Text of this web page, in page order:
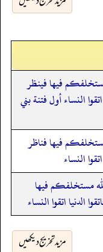
فيها فينظر
النساء أول فتنة بني
فيها فناظر
النساء
مستخلفكم فيها
الدنيا اتقوا النساء
مزید تخریج دیکھیں